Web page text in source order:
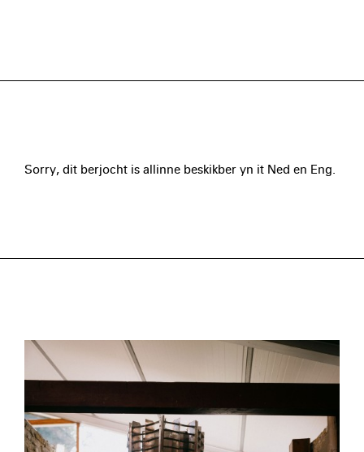
Sorry, dit berjocht is allinne beskikber yn it Ned en Eng.